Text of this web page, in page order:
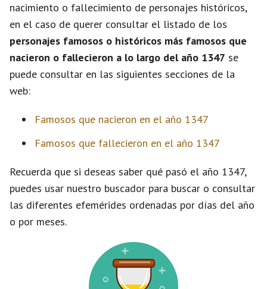
nacimiento o fallecimiento de personajes históricos,
en el caso de querer consultar el listado de los
personajes famosos o históricos más famosos que
nacieron o fallecieron a lo largo del año 1347 se
puede consultar en las siguientes secciones de la
web:
Famosos que nacieron en el año 1347
Famosos que fallecieron en el año 1347
Recuerda que si deseas saber qué pasó el año 1347,
puedes usar nuestro buscador para buscar o consultar
las diferentes efemérides ordenadas por días del año
o por meses.